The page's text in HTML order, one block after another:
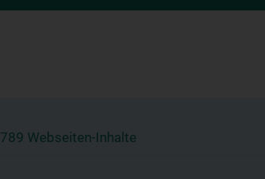
789 Webseiten-Inhalte